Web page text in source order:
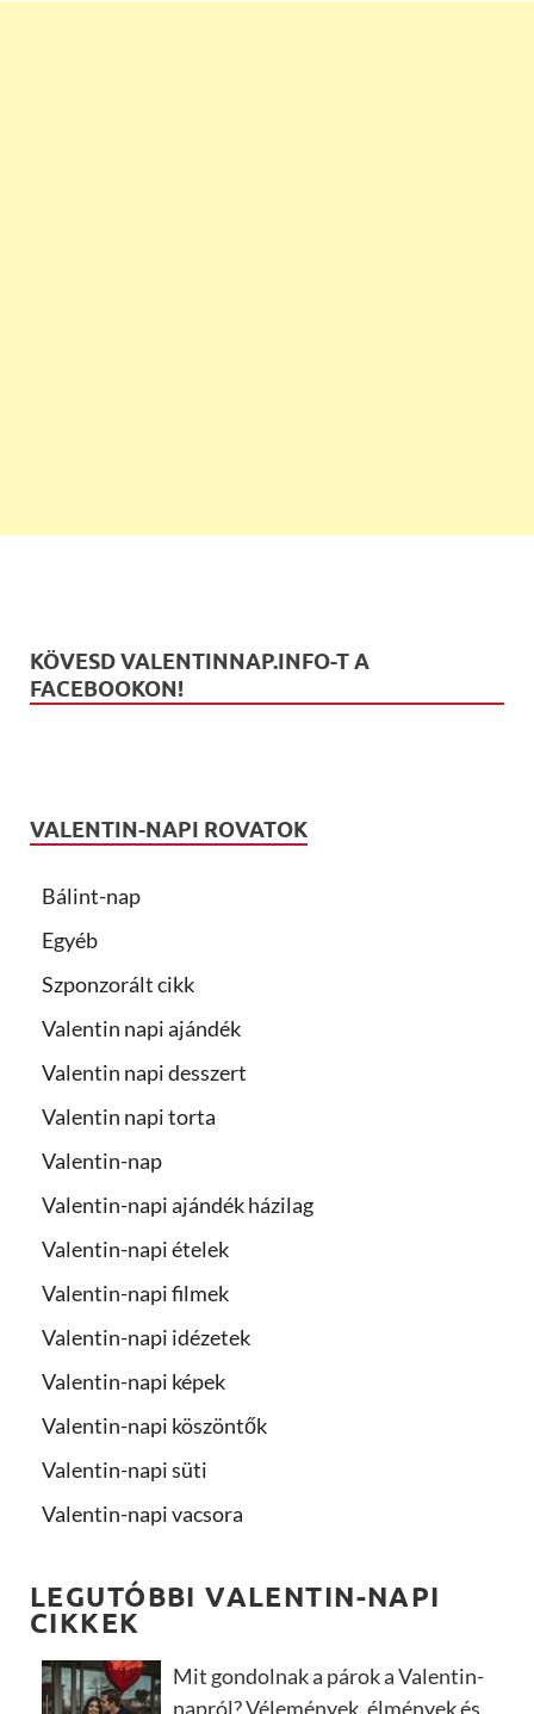
KÖVESD VALENTINNAP.INFO-T A
FACEBOOKON!
VALENTIN-NAPI ROVATOK
Bálint-nap
Egyéb
Szponzorált cikk
Valentin napi ajándék
Valentin napi desszert
Valentin napi torta
Valentin-nap
Valentin-napi ajándék házilag
Valentin-napi ételek
Valentin-napi filmek
Valentin-napi idézetek
Valentin-napi képek
Valentin-napi köszöntők
Valentin-napi süti
Valentin-napi vacsora
LEGUTÓBBI VALENTIN-NAPI
CIKKEK
Mit gondolnak a párok a Valentin-
napról? Vélemények, élmények és